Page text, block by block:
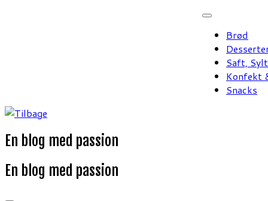
Brød
Saft,
Konfekt
Snacks
En blog med passion
En blog med passion